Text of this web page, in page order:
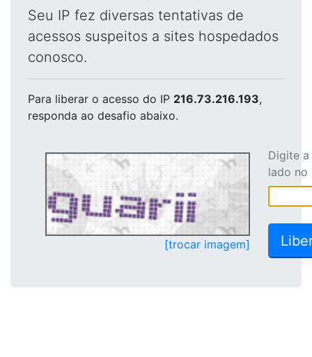
Seu IP fez diversas tentativas de
acessos suspeitos a sites hospedados
conosco.
Para liberar o acesso do IP 216.73.216.193,
responda ao desafio abaixo.
[trocar imagem]
Digite
lado no